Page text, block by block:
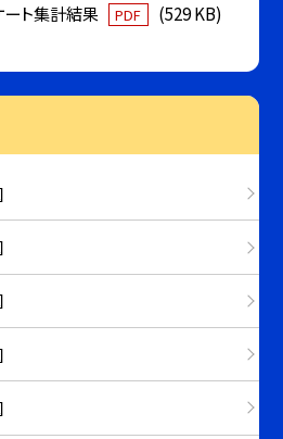
ト集計結果
PDF (529 KB)